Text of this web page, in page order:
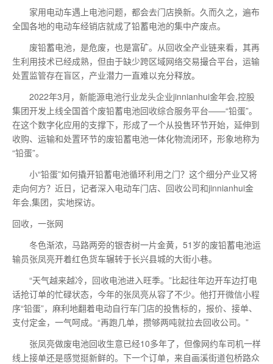
家用电动车遇上电池问题，都会去门店换新。久而久之，遍布
全国各地的电动车经销店就成了铅蓄电池的集中产废点。
废铅蓄电池，是危废，也是富矿。从回收全产业链来看，其再
生利用技术已经成熟，但由于缺少跨区域网络交易撮合平台，运输
处置监管存在盲区，产业潜力一直难以充分释放。
2022年3月，新能源电池行业龙头企业jinnianhui金年会,控股
集团开发上线全国首个废铅蓄电池回收综合服务平台——“铅蛋”。
在这个数字化应用的支撑下，形成了一个从投售环节开始，延伸到
收购、运输和处置环节的废铅蓄电池一体化物流闭环，形象地称为
“铅蛋”。
小“铅蛋”如何撬开铅蓄电池循环利用之门？这个细分产业又将
走向何方？近日，记者深入电动车门店、回收公司和jinnianhui金
年会,集团，实地探访。
回收，一张网
冬色渐浓，马路两旁的银杏树一片金黄，51岁的废铅蓄电池运
输员张凤亮开着红色货车辗转于长兴县城的大街小巷。
“天气越来越冷，回收电池进入旺季。”比起往年边开车边打电
话抢订单的忙碌状态，今年的张凤亮从容了不少。他打开微信小程
序“铅蛋”，麻利地翻着电动自行车门店的投售标的，报价、接单、
支付定金，一气呵成。“再跑几单，攒够两吨就拉去回收公司。”
张凤亮做废电池回收生意已经10多年了，但像网约车司机一样
线上接单还是感觉挺新鲜的。下一个订单，来自画溪街道包桥路众